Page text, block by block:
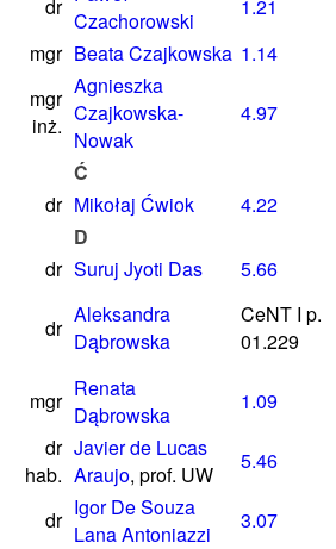
dr
Czachorowski
1.21
mgr Beata Czajkowska 1.14
mgr
inż.
Agnieszka
Czajkowska-
Nowak
4.97
Ć
dr Mikołaj Ćwiok 4.22
D
dr Suruj Jyoti Das 5.66
dr
Aleksandra
Dąbrowska
CeNT I p.
01.229
mgr Renata
Dąbrowska
1.09
dr
hab.
Javier de Lucas
Araujo, prof. UW
5.46
dr Igor De Souza
Lana Antoniazzi
3.07